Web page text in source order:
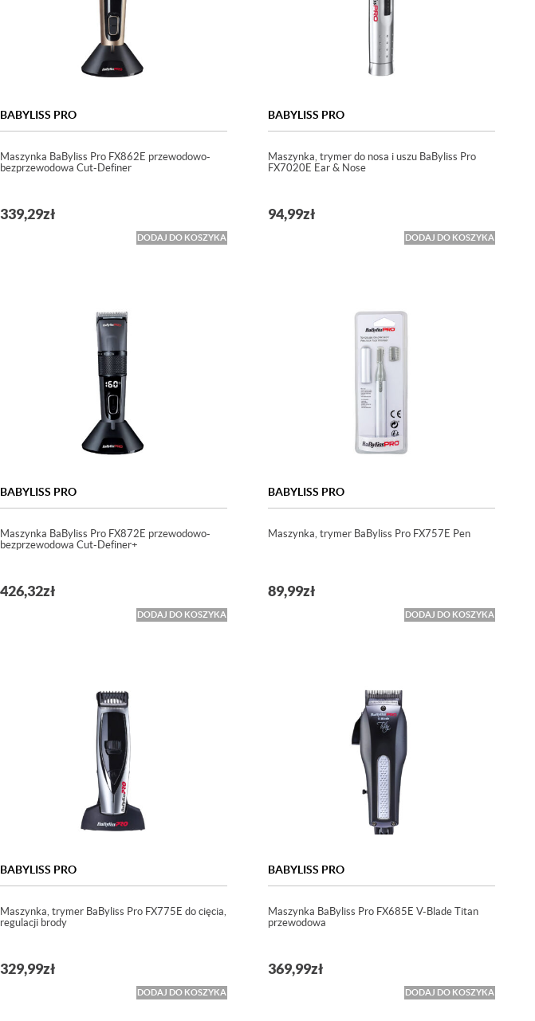
BABYLISS PRO
Maszynka BaByliss Pro FX862E przewodowo-
bezprzewodowa Cut-Definer
339,29zł
DODAJ DO KOSZYKA
BABYLISS PRO
Maszynka, trymer do nosa i uszu BaByliss Pro
FX7020E Ear & Nose
94,99zł
DODAJ DO KOSZYKA
BABYLISS PRO
Maszynka BaByliss Pro FX872E przewodowo-
bezprzewodowa Cut-Definer+
426,32zł
DODAJ DO KOSZYKA
BABYLISS PRO
Maszynka, trymer BaByliss Pro FX757E Pen
89,99zł
DODAJ DO KOSZYKA
BABYLISS PRO
Maszynka, trymer BaByliss Pro FX775E do cięcia,
regulacji brody
329,99zł
DODAJ DO KOSZYKA
BABYLISS PRO
Maszynka BaByliss Pro FX685E V-Blade Titan
przewodowa
369,99zł
DODAJ DO KOSZYKA